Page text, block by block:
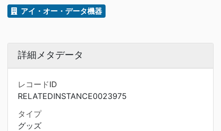
アイ・オー・データ機器
詳細メタデータ
レコードID
RELATEDINSTANCE0023975
タイプ
グッズ